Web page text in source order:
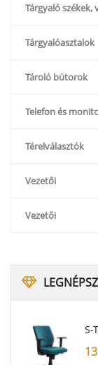
Tárgyaló
Tárgyalóasztalok
Tároló bútorok
Telefon és
Térelválasztók
Vezetői
Vezetői
S-